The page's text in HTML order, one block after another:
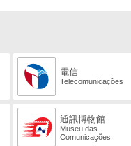
電信
Telecomunicações
通訊博物館
Museu das
Comunicações